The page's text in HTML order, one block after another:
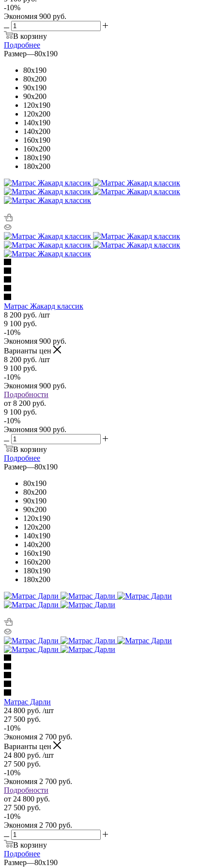
-10%
Экономия 900 руб.
В корзину
Подробнее
Размер—80x190
80x190
80x200
90x190
90x200
120x190
120x200
140x190
140x200
160x190
160x200
180x190
180x200
Матрас Жакард классик
8 200 руб. /шт
9 100 руб.
-10%
Экономия 900 руб.
Варианты цен
8 200 руб. /шт
9 100 руб.
-10%
Экономия 900 руб.
Подробности
от 8 200 руб.
9 100 руб.
-10%
Экономия 900 руб.
В корзину
Подробнее
Размер—80x190
80x190
80x200
90x190
90x200
120x190
120x200
140x190
140x200
160x190
160x200
180x190
180x200
Матрас Дарли
24 800 руб. /шт
27 500 руб.
-10%
Экономия 2 700 руб.
Варианты цен
24 800 руб. /шт
27 500 руб.
-10%
Экономия 2 700 руб.
Подробности
от 24 800 руб.
27 500 руб.
-10%
Экономия 2 700 руб.
В корзину
Подробнее
Размер—80x190